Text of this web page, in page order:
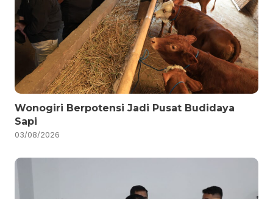
Wonogiri Berpotensi Jadi Pusat Budidaya
Sapi
03/08/2026